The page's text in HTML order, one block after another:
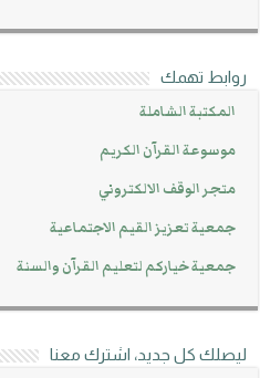
روابط تهمك
المكتبة الشاملة
موسوعة القرآن الكريم
متجر الوقف الالكتروني
جمعية تعزيز القيم الاجتماعية
جمعية خياركم لتعليم القرآن والسنة
ليصلك كل جديد، اشترك معنا